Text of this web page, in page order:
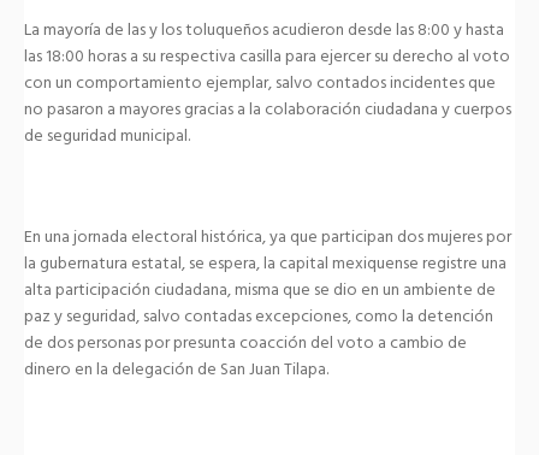
La mayoría de las y los toluqueños acudieron desde las 8:00 y hasta
las 18:00 horas a su respectiva casilla para ejercer su derecho al voto
con un comportamiento ejemplar, salvo contados incidentes que
no pasaron a mayores gracias a la colaboración ciudadana y cuerpos
de seguridad municipal.
En una jornada electoral histórica, ya que participan dos mujeres por
la gubernatura estatal, se espera, la capital mexiquense registre una
alta participación ciudadana, misma que se dio en un ambiente de
paz y seguridad, salvo contadas excepciones, como la detención
de dos personas por presunta coacción del voto a cambio de
dinero en la delegación de San Juan Tilapa.